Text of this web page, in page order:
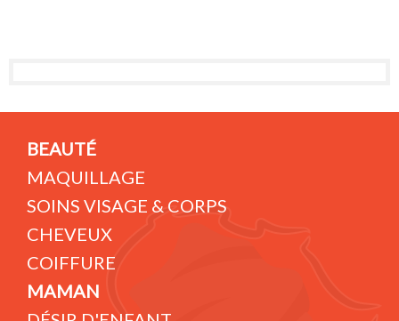
BEAUTÉ
MAQUILLAGE
SOINS VISAGE & CORPS
CHEVEUX
COIFFURE
MAMAN